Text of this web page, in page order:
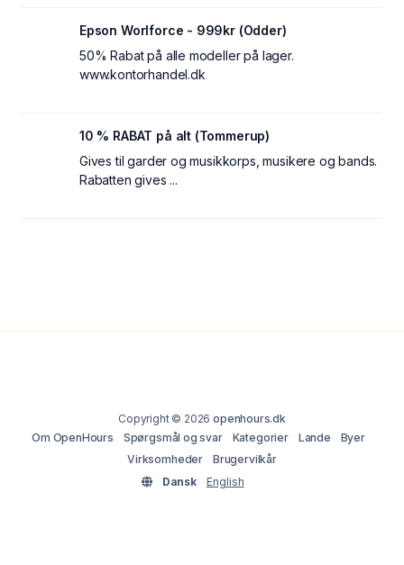
Epson Worlforce - 999kr (Odder)
50% Rabat på alle modeller på lager.
www.kontorhandel.dk
10 % RABAT på alt (Tommerup)
Gives til garder og musikkorps, musikere og bands.
Rabatten gives ...
Copyright © 2026openhours.dk
Om OpenHours
Spørgsmål og svar Kategorier Lande
Byer
Virksomheder
Brugervilkår
Dansk
English